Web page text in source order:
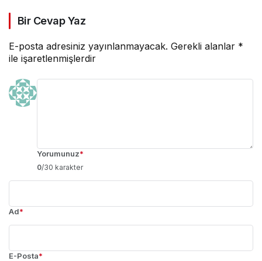
Bir Cevap Yaz
E-posta adresiniz yayınlanmayacak. Gerekli alanlar *
ile işaretlenmişlerdir
Yorumunuz*
0/30 karakter
Ad*
E-Posta*